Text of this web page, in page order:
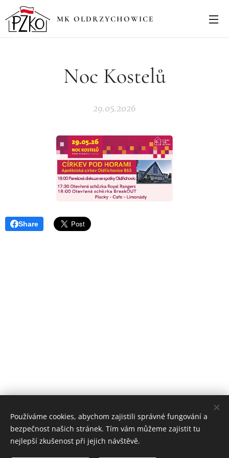
MK OLDRZYCHOWICE
Noc Kostelů
29.05.2026
Share
Používáme cookies, abychom zajistili správné fungování a
bezpečnost našich stránek. Tím vám můžeme zajistit tu
nejlepší zkušenost při jejich návštěvě.